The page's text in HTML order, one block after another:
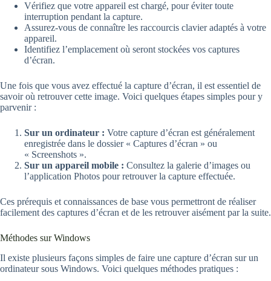
Vérifiez que votre appareil est chargé, pour éviter toute
interruption pendant la capture.
Assurez-vous de connaître les raccourcis clavier adaptés à votre
appareil.
Identifiez l’emplacement où seront stockées vos captures
d’écran.
Une fois que vous avez effectué la capture d’écran, il est essentiel de
savoir où retrouver cette image. Voici quelques étapes simples pour y
parvenir :
Sur un ordinateur : Votre capture d’écran est généralement
enregistrée dans le dossier « Captures d’écran » ou
« Screenshots ».
Sur un appareil mobile : Consultez la galerie d’images ou
l’application Photos pour retrouver la capture effectuée.
Ces prérequis et connaissances de base vous permettront de réaliser
facilement des captures d’écran et de les retrouver aisément par la suite.
Méthodes sur Windows
Il existe plusieurs façons simples de faire une capture d’écran sur un
ordinateur sous Windows. Voici quelques méthodes pratiques :